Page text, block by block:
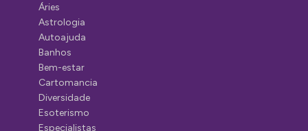
Áries
Astrologia
Autoajuda
Banhos
Bem-estar
Cartomancia
Diversidade
Esoterismo
Especialistas